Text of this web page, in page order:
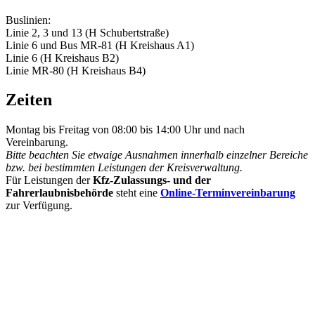
Buslinien:
Linie 2, 3 und 13 (H Schubertstraße)
Linie 6 und Bus MR-81 (H Kreishaus A1)
Linie 6 (H Kreishaus B2)
Linie MR-80 (H Kreishaus B4)
Zeiten
Montag bis Freitag von 08:00 bis 14:00 Uhr und nach
Vereinbarung.
Bitte beachten Sie etwaige Ausnahmen innerhalb einzelner Bereiche
bzw. bei bestimmten Leistungen der Kreisverwaltung.
Für Leistungen derKfz-Zulassungs- und der
Fahrerlaubnisbehörde steht eine Online-Terminvereinbarung
zur Verfügung.